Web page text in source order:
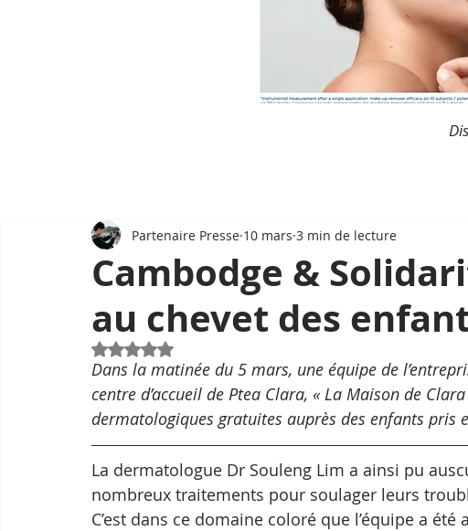
Cambodge &
au chevet des
Partenaire Presse 10 mars 3 min de lecture
Noté NaN étoiles sur 5.
Dans la matinée du 5 mars, une équipe de
centre d’accueil de Ptea Clara, « La Maison de
dermatologiques gratuites auprès des enfants pris
La dermatologue Dr Souleng Lim a ainsi pu
nombreux traitements pour soulager leurs
C’est dans ce domaine coloré que l’équipe a